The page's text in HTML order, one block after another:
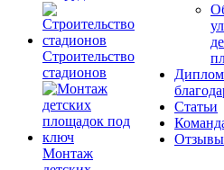
Строительство
стадионов
Монтаж
Статьи
Отзывы